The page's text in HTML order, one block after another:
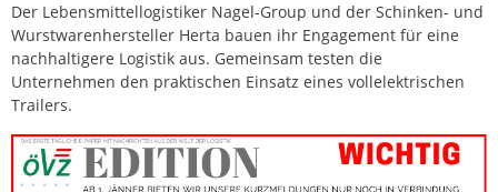
Der Lebensmittellogistiker Nagel-Group und der Schinken- und
Wurstwarenhersteller Herta bauen ihr Engagement für eine
nachhaltigere Logistik aus. Gemeinsam testen die
Unternehmen den praktischen Einsatz eines vollelektrischen
Trailers.